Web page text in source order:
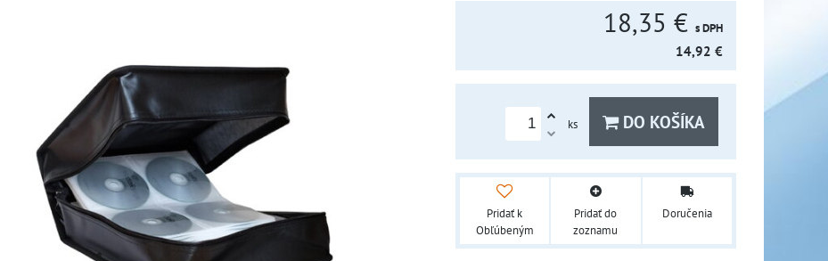
18,35 € s DPH
14,92 €
ks DO KOŠÍKA
Pridať k
Obľúbeným
Pridať do
zoznamu
Doručenia